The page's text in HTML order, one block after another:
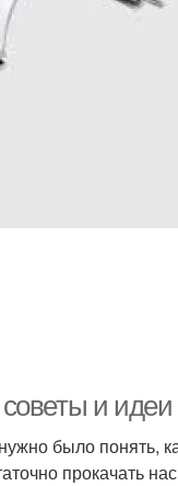
и идеи
было понять,
прокачать